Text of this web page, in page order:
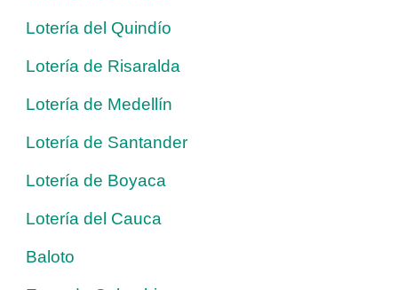
Lotería del Quindío
Lotería de Risaralda
Lotería de Medellín
Lotería de Santander
Lotería de Boyaca
Lotería del Cauca
Baloto